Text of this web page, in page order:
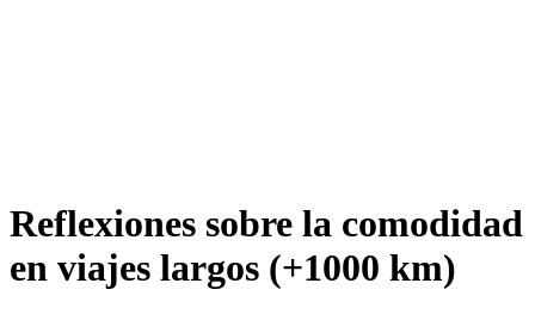
Reflexiones sobre la comodidad
en viajes largos (+1000 km)